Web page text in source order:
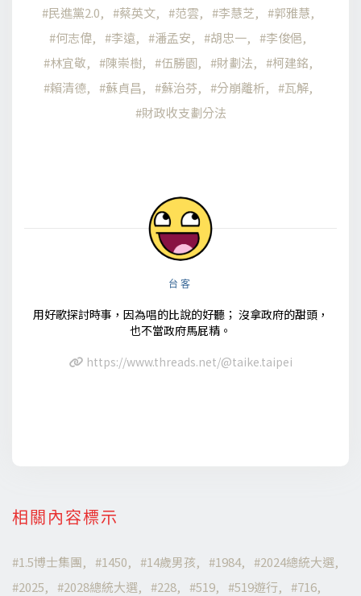
民進黨2.0 蔡英文 范雲 李慧芝
郭雅慧
何志偉
李遠 潘孟安 胡忠一
李俊俋
林宜敬
陳崇樹 伍勝園 財劃法
柯建銘
賴清德
蘇貞昌 蘇治芬 分崩離析
瓦解
財政收支劃分法
台客
用好歌探討時事，因為唱的比說的好聽； 沒拿政府的甜頭，
也不當政府馬屁精。
https://www.threads.net/@taike.taipei
相關內容標示
1.5博士集團 1450 14歲男孩 1984
2024總統大選
2025
2028總統大選 228 519 519遊行
716